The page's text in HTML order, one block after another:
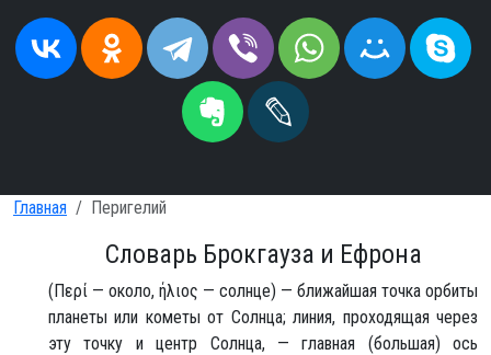
Главная Перигелий
Словарь Брокгауза и Ефрона
(Περί — около, ήλιος — солнце) — ближайшая точка орбиты
планеты или кометы от Солнца; линия, проходящая через
эту точку и центр Солнца, — главная (большая) ось